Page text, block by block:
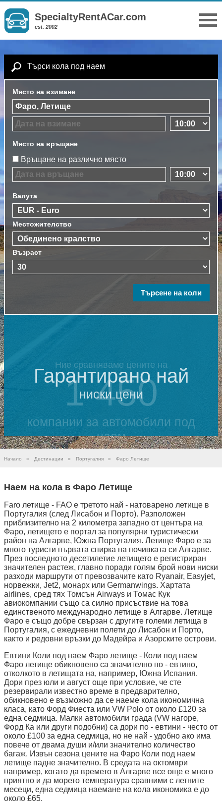
SpecialtyRentACar.com
est. 2002
Търси кола под наем
Място на взимане
Място на връщане
Връщане на различно място
Валута
Местожителство
Възраст
Гарантирано най
ниски цени
Начало » Дестинации » Португалия » Фаро Летище
Наем на кола в Фаро Летище
Faro летище - FAO е третото най - натоварено летище в
Португалия (след Лисабон и Порто). Разположен
приблизително на 2 километра западно от центъра на
Фаро, летището е портал за популярни туристически
район на Алгарве, Южна Португалия. Летище Фаро е за
много туристи първата спирка на почивката си Алгарве.
През последното десетилетие летището е регистриран
значителен растеж, главно поради голям брой нови ниски
разходи маршрути от превозвачите като Ryanair, Easyjet,
норвежки, Jet2, монарх или Germanwings. Хартата
airlines, сред тях Томсън Airways и Томас Кук
авиокомпании също са силно присъствие на това
единственото международно летище в Алгарве. Летище
Фаро е също добре свързан с другите големи летища в
Португалия, с ежедневни полети до Лисабон и Порто,
както и редовни връзки до Мадейра и Азорските острови.
Евтини Коли под наем Фаро летище - Коли под наем
Фаро летище обикновено са значително по - евтино,
отколкото в летищата на, например, Южна Испания.
Дори през юли и август още при условие, че сте
резервирали известно време в предварително,
обикновено е възможно да се наеме кола икономична
класа, като Форд Фиеста или VW Polo от около £120 за
една седмица. Малки автомобили града (VW нагоре,
Форд Ка или други подобни) са дори по - евтини - често от
около £100 за една седмица, но не най - удобно ако има
повече от двама души и/или значително количество
багаж. Извън сезона цените на Фаро Коли под наем
летище падне значително. В средата на октомври
например, когато да времето в Алгарве все още е много
приятно и да морето температура сравними с летните
месеци, една седмица наемане на кола икономика е до
около £65.